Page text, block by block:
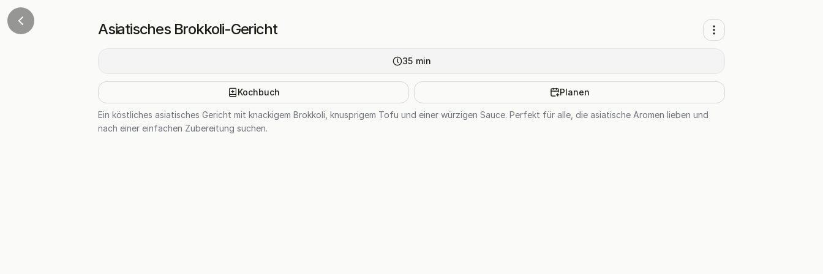
Asiatisches Brokkoli-Gericht
35 min
Kochbuch Planen
Ein köstliches asiatisches Gericht mit knackigem Brokkoli, knusprigem Tofu und einer würzigen Sauce. Perfekt für alle, die asiatische Aromen lieben und
nach einer einfachen Zubereitung suchen.